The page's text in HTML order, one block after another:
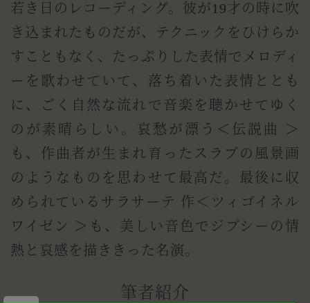
若き日のレコーディング。彼が19才の時に吹
き込まれたものだが、テクニックをひけらか
すこともなく、たっぷりした表情でメロディ
ーを歌わせていて、落ち着いた表情ととも
に、ごく自然な流れで音楽を聴かせてゆく
のが素晴らしい。哀愁が漂う＜伝説曲 ＞
も、作曲者が生まれ育ったスラブの風景画
のようなものを思わせて最高だ。最後に収
められているサラサーテ 作＜ツィゴイネル
ワイゼン ＞も、美しい音色でジプシーの情
熱と哀感を描ききった名演。
筆者紹介